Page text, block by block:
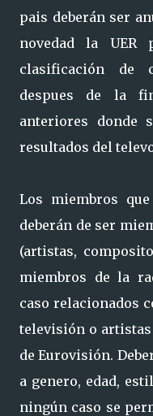
pais deberán ser
novedad la UER
clasificación de
despues de la
anteriores donde
resultados del
Los miembros
deberán de ser
(artistas,
miembros de la
caso relacionados
televisión o
de Eurovisión.
a genero, edad,
ningún caso se